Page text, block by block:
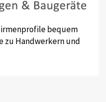
bequem
Handwerkern und